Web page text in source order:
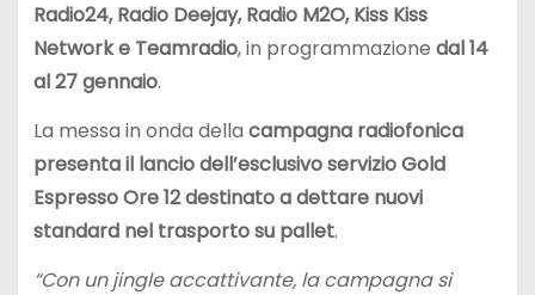
Radio24, Radio Deejay, Radio M2O, Kiss Kiss
Network e Teamradio, in programmazione dal 14
al 27 gennaio.
La messa in onda della campagna radiofonica
presenta il lancio dell’esclusivo servizio Gold
Espresso Ore 12 destinato a dettare nuovi
standard nel trasporto su pallet.
“Con un jingle accattivante, la campagna si